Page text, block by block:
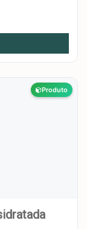
Produto